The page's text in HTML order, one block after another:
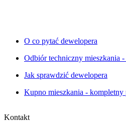
O co pytać dewelopera
Odbiór techniczny mieszkania
Jak sprawdzić dewelopera
Kupno mieszkania - kompletny
Kontakt